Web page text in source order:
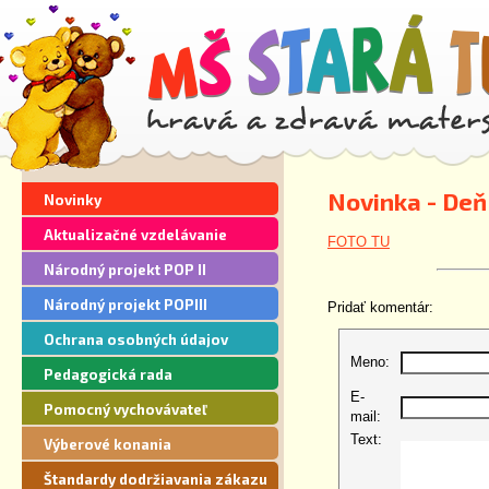
Novinky
Aktualizačné vzdelávanie
Národný projekt POP II
Národný projekt POPIII
Ochrana osobných údajov
Pedagogická rada
Pomocný vychovávateľ
Výberové konania
Štandardy dodržiavania zákazu
Novinka -
FOTO TU
Pridať komentár:
Meno:
E-
mail:
Text: